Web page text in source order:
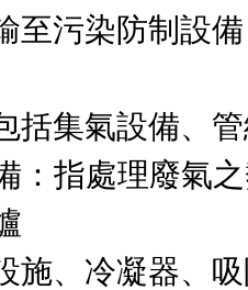
至污染防制設
括集氣設備、
：指處理廢氣
施、冷凝器、